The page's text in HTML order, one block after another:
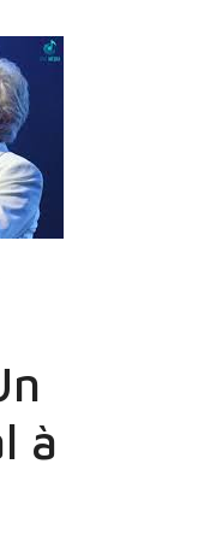
à